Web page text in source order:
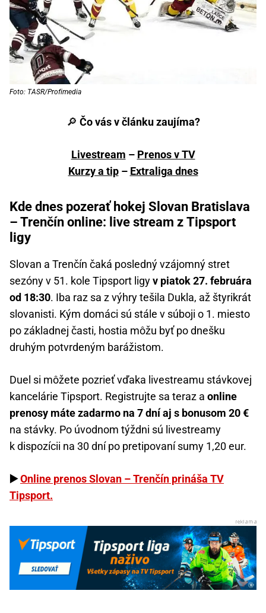
Foto: TASR/Profimedia
🔎 Čo vás v článku zaujíma?
Livestream – Prenos v TV
Kurzy a tip– Extraliga dnes
Kde dnes pozerať hokej Slovan Bratislava
– Trenčín online: live stream z Tipsport
ligy
Slovan a Trenčín čaká posledný vzájomný stret
sezóny v 51. kole Tipsport ligyv piatok 27. februára
od 18:30. Iba raz sa z výhry tešila Dukla, až štyrikrát
slovanisti. Kým domáci sú stále v súboji o 1. miesto
po základnej časti, hostia môžu byť po dnešku
druhým potvrdeným barážistom.
Duel si môžete pozrieť vďaka livestreamu stávkovej
kancelárie Tipsport. Registrujte sa teraz a online
prenosy máte zadarmo na 7 dní aj s bonusom 20 €
na stávky. Po úvodnom týždni sú livestreamy
k dispozícii na 30 dní po pretipovaní sumy 1,20 eur.
▶️Online prenos Slovan – Trenčín prináša TV
Tipsport.